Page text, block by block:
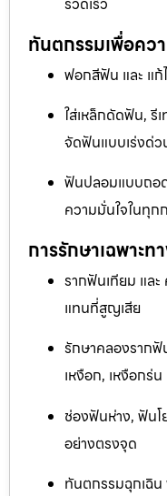
ทันตกรรมเพื่อคว
ฟอกสีฟัน และ แก้
ใส่เหล็กดัดฟัน, รี
จัดฟันแบบเร่งด่
ฟันปลอมแบบถอ
ความมั่นใจในทุก
การรักษาเฉพาะท
รากฟันเทียม แล
แทนที่สูญเสีย
รักษาคลองรากฟั
เหงือก, เหงือกร่น
ช่องฟันห่าง, ฟันโ
อย่างตรงจุด
ทันตกรรมฉุกเฉิน